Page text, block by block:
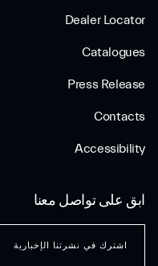
Dealer Locator
Catalogues
Press Release
Contacts
Accessibility
ابق على تواصل معنا
اشترك في نشرتنا الإخبارية